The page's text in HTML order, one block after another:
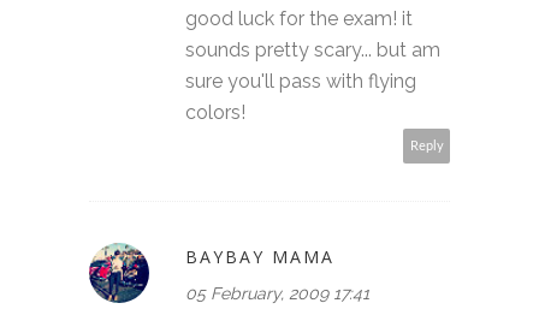
good luck for the exam! it
sounds pretty scary... but am
sure you'll pass with flying
colors!
Reply
BAYBAY MAMA
05 February, 2009 17:41